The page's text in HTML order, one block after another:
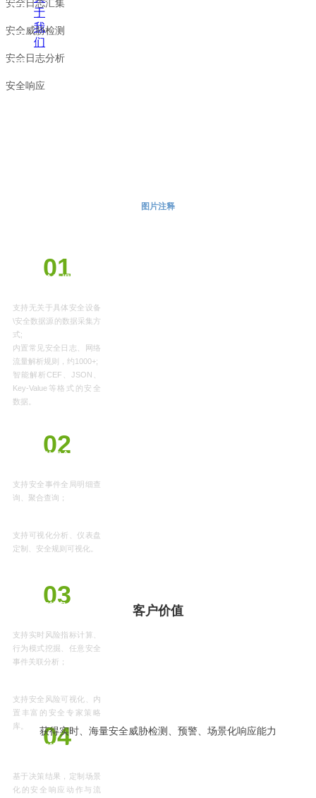
于
我
们
安全日志汇集
02
安全威胁检测
03
安全日志分析
04
安全响应
图片注释
01
一键安全数据接入，
打破数据孤岛。
支持无关于具体安全设备
\安全数据源的数据采集方
式;
内置常见安全日志、网络
流量解析规则，约1000+;
智能解析CEF、JSON、
Key-Value等格式的安全
数据。
02
易上手的安全分析，
洞察安全风险。
支持安全事件全局明细查
询、聚合查询；
支持可视化分析、仪表盘
定制、安全规则可视化。
03
毫秒级智能安全检测，
提升威胁感知能力。
支持实时风险指标计算、
行为模式挖掘、任意安全
事件关联分析；
支持安全风险可视化、内
置丰富的安全专家策略
库。
04
场景化智能安全决策，
提升安全响应能力。
基于决策结果，定制场景
化的安全响应动作与流
客户价值
获得实时、海量安全威胁检测、预警、场景化响应能力